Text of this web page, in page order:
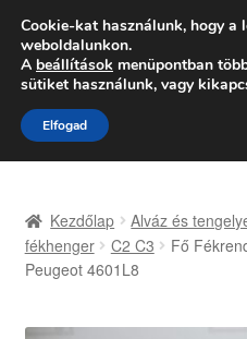
Hétfő-Péntek
Ugrás
a
navigációhoz
Kilépés
a
tartalomba
Adatvédelmi irányelvek
Kezdőlap Alváz és
fékhenger
C2 C3
Fő
Peugeot 4601L8
Cookie-kat használunk, hogy a
weboldalunkon.
A beállítások menüpontban
sütiket használunk, vagy
Elfogad